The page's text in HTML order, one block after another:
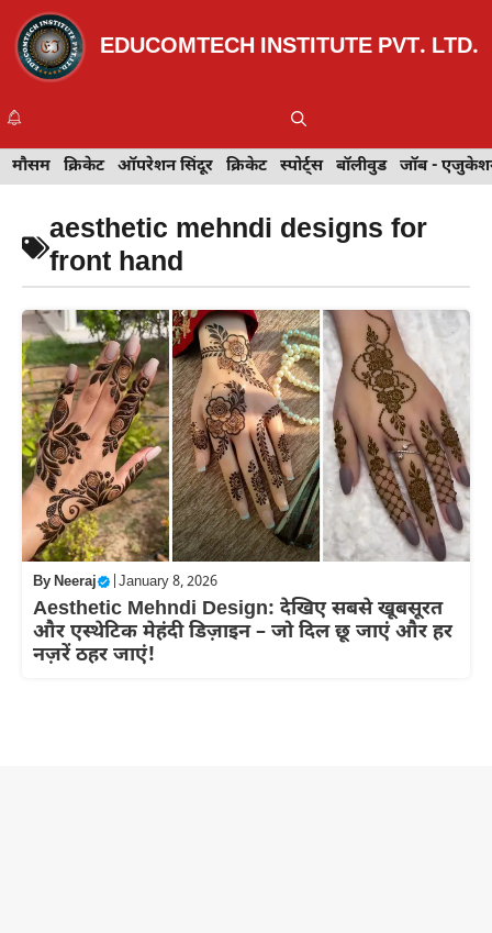
Skip
content
EDUCOMTECH INSTITUTE PVT. LTD.
इवेंट
खेल मेहंदी डिज़ाइन टेक्नोलॉजी ट्रेवल बॉलीवुड जॉब - एजुकेशन
मौसम क्रिकेट ऑपरेशन सिंदूर क्रिकेट स्पोर्ट्स बॉलीवुड जॉब -
aesthetic mehndi designs for
front hand
ByNeeraj January 8, 2026
Aesthetic Mehndi Design: देखिए सबसे खूबसूरत
और एस्थेटिक मेहंदी डिज़ाइन – जो दिल छू जाएं और हर
नज़रें ठहर जाएं!